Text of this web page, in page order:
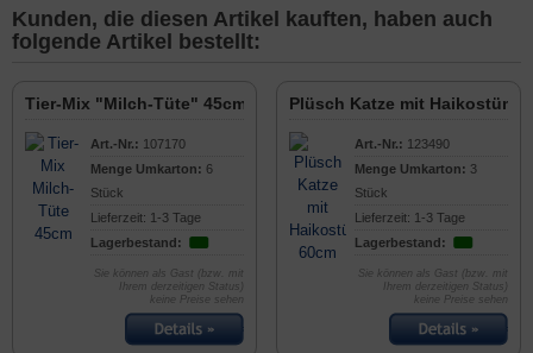
Kunden, die diesen Artikel kauften, haben auch
folgende Artikel bestellt:
Tier-Mix "Milch-Tüte" 45cm
Art.-Nr.: 107170
Menge Umkarton: 6
Stück
Lieferzeit: 1-3 Tage
Lagerbestand:
Sie können als Gast (bzw. mit
Ihrem derzeitigen Status)
keine Preise sehen
Plüsch Katze mit Haikostüm
Art.-Nr.: 123490
Menge Umkarton: 3
Stück
Lieferzeit: 1-3 Tage
Lagerbestand:
Sie können als Gast (bzw. mit
Ihrem derzeitigen Status)
keine Preise sehen